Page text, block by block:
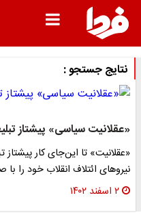
نتایج جستجو :
«عقلانیت سیاسی» پیشتاز
«عقلانیت» تا این‌جای کار
نیرو‌های ائتلاف انقلاب خود را
۲ اسفند ۱۴۰۲